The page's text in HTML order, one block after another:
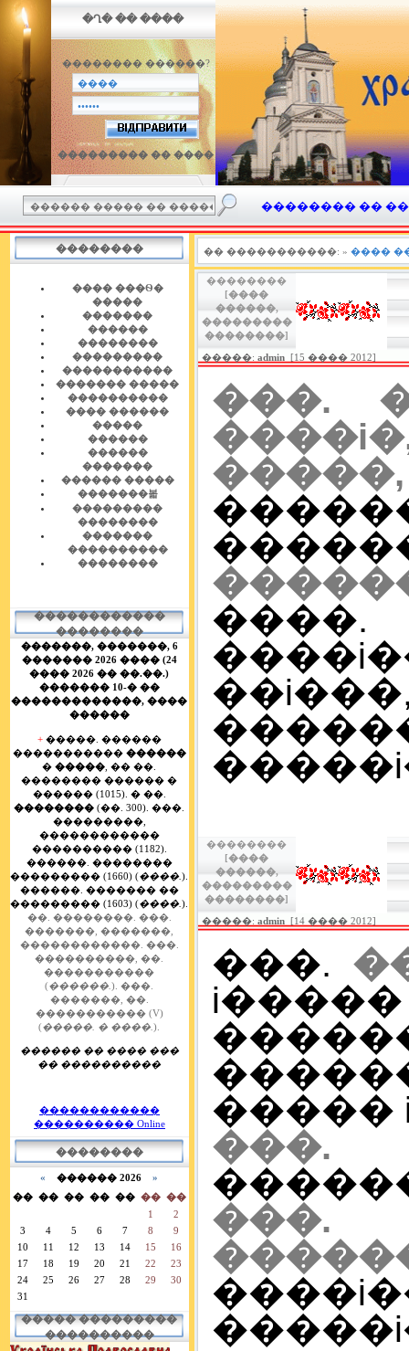
�Ղ� �� ����
�������� ������?
��������� �� ����
�������� �� ����
��������
���� ���Ѳ�
�����
�������
������
��������
���������
�����������
������� �����
����������
���� ������
�����
������
������
�������
������ �����
�������볿
���������
��������
�������
����������
��������
������������
��������
�������, �������, 6
������� 2026 ���� (24
���� 2026 �� ��.��.)
������� 10-� ��
�������������, ����
������
+ �����. ������
����������� ������
������ , �� ��.
�������� ������ �
������ (1015). � ��.
��������(��. 300). ���.
���������,
������������
���������� (1182).
������. ��������
��������� (1660) (����.).
������. ������� ��
��������� (1603) (����.).
��. ��������. ���.
�������, �������,
������������. ���.
����������, ��.
�����������
(������.). ���.
�������, ��.
����������� (V)
(�����. � ����.).
������ �� ���� ���
�� ����������
������������
���������� Online
��������
« ������ 2026»
�� �� �� �� �� �� ��
1
2
3
4 5 6 7 8
9
10
11 12 13 14 15
16
17
18 19 20 21 22
23
24
25 26 27 28 29
30
31
����� ���������
����������
�� �����������: » ����
��������
[����
������,
���������
��������]
�����: admin [15 ���� 2012]
���.
�����i�
��������
[����
������,
���������
��������]
�����: admin [14 ���� 2012]
���.
����� i
���.